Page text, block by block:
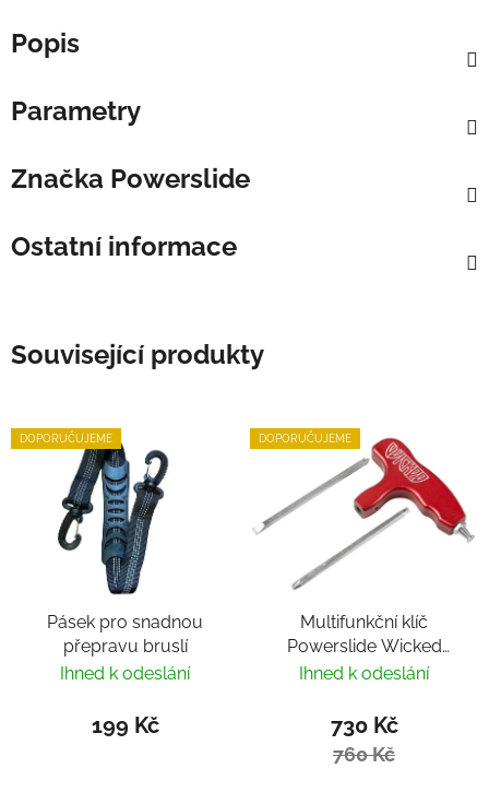
Popis
Parametry
Značka Powerslide
Ostatní informace
Související produkty
DOPORUČUJEME
Pásek pro snadnou
přepravu bruslí
Ihned k odeslání
199 Kč
DOPORUČUJEME
Multifunkční klíč
Powerslide Wicked
Hardcore Tool
Ihned k odeslání
730 Kč
760 Kč